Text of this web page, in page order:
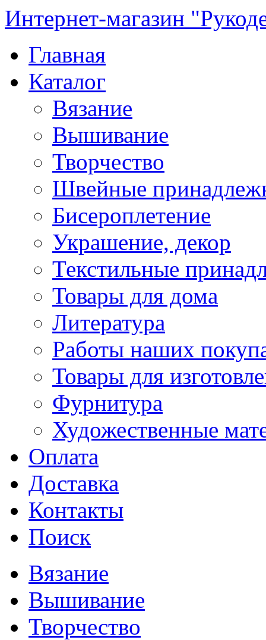
Интернет-магазин
Главная
Каталог
Вязание
Вышивание
Творчество
Швейные
Бисероплетение
Украшение, декор
Текстильные
Товары для дома
Литература
Работы наших
Товары для
Фурнитура
Художественные
Оплата
Доставка
Контакты
Поиск
Вязание
Вышивание
Творчество